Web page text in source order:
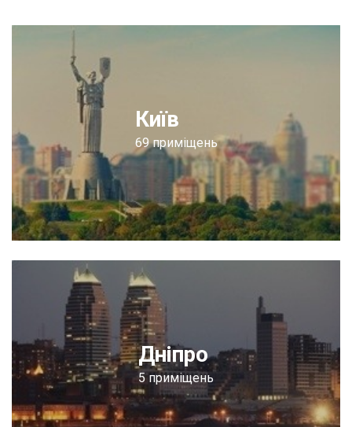
Київ
69 приміщень
Дніпро
5 приміщень